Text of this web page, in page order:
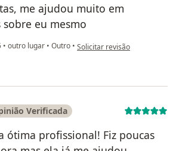
me ajudou muito em
eu mesmo
• outro lugar • Outro • na opinião do utilizador
Solicitar revisão
Verificada
ótima profissional! Fiz poucas